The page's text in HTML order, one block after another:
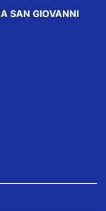
SAN GIOVANNI